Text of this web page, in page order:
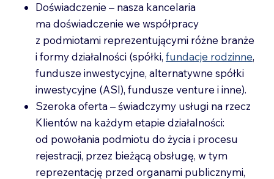
Doświadczenie – nasza kancelaria
ma doświadczenie we współpracy
z podmiotami reprezentującymi różne branże
i formy działalności (spółki, fundacje rodzinne,
fundusze inwestycyjne, alternatywne spółki
inwestycyjne (ASI), fundusze venture i inne).
Szeroka oferta – świadczymy usługi na rzecz
Klientów na każdym etapie działalności:
od powołania podmiotu do życia i procesu
rejestracji, przez bieżącą obsługę, w tym
reprezentację przed organami publicznymi,